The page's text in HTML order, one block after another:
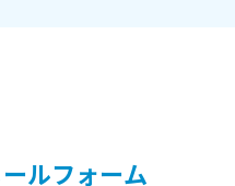
ルフォーム